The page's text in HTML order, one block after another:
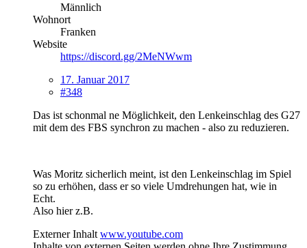
Männlich
Wohnort
Franken
Website
https://discord.gg/2MeNWwm
17. Januar 2017
#348
Das ist schonmal ne Möglichkeit, den Lenkeinschlag des G27
mit dem des FBS synchron zu machen - also zu reduzieren.
Was Moritz sicherlich meint, ist den Lenkeinschlag im Spiel
so zu erhöhen, dass er so viele Umdrehungen hat, wie in
Echt.
Also hier z.B.
Externer Inhalt www.youtube.com